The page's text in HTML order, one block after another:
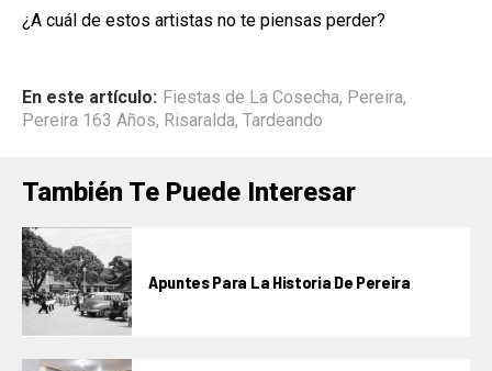
¿A cuál de estos artistas no te piensas perder?
En este artículo: Fiestas de La Cosecha, Pereira,
Pereira 163 Años, Risaralda, Tardeando
También Te Puede Interesar
Apuntes Para La Historia De Pereira